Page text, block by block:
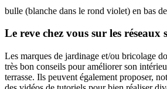
bulle (blanche dans le rond violet) en bas
Le reve chez vous sur les réseaux
Les marques de jardinage et/ou bricolage
très bon conseils pour améliorer son
terrasse. Ils peuvent également proposer,